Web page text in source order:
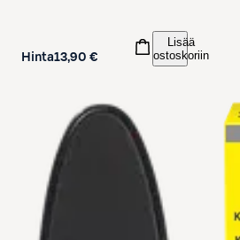
Hinta13,90 €
Lisää
ostoskoriin